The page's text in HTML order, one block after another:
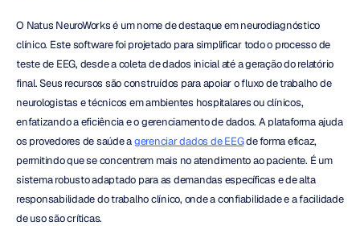
O Natus NeuroWorks é um nome de destaque em neurodiagnóstico
clínico. Este software foi projetado para simplificar todo o processo de
teste de EEG, desde a coleta de dados inicial até a geração do relatório
final. Seus recursos são construídos para apoiar o fluxo de trabalho de
neurologistas e técnicos em ambientes hospitalares ou clínicos,
enfatizando a eficiência e o gerenciamento de dados. A plataforma ajuda
os provedores de saúde a gerenciar dados de EEG de forma eficaz,
permitindo que se concentrem mais no atendimento ao paciente. É um
sistema robusto adaptado para as demandas específicas e de alta
responsabilidade do trabalho clínico, onde a confiabilidade e a facilidade
de uso são críticas.